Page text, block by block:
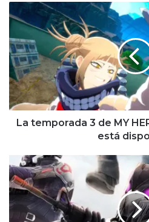
temporada
de
MY
HERO
ULTRA
RUMBLE
ya
estáLa temporada 3 de MY
está
PUBG
Mobile
anuncia
renovación
total